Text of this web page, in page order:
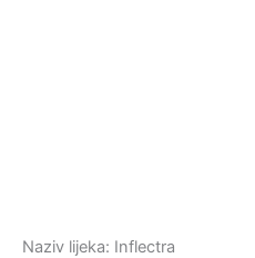
Naziv lijeka: Inflectra